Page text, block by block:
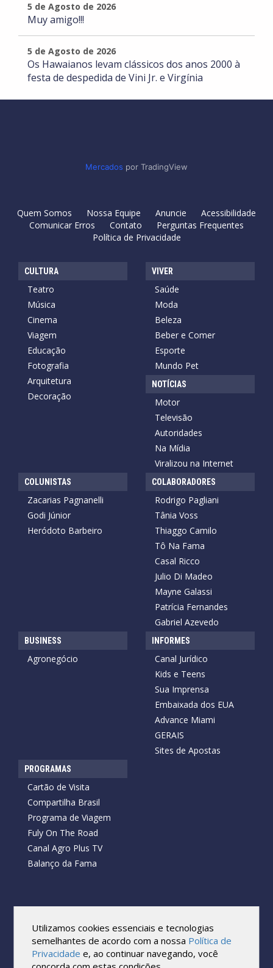
5 de Agosto de 2026
Muy amigo!!!
5 de Agosto de 2026
Os Hawaianos levam clássicos dos anos 2000 à
festa de despedida de Vini Jr. e Virgínia
Mercados por TradingView
Quem Somos Nossa Equipe Anuncie
Acessibilidade
Comunicar Erros
Contato
Perguntas Frequentes
Política de Privacidade
CULTURA
Teatro
Música
Cinema
Viagem
Educação
Fotografia
Arquitetura
Decoração
VIVER
Saúde
Moda
Beleza
Beber e Comer
Esporte
Mundo Pet
NOTÍCIAS
Motor
Televisão
Autoridades
Na Mídia
Viralizou na Internet
COLUNISTAS
Zacarias Pagnanelli
Godi Júnior
Heródoto Barbeiro
COLABORADORES
Rodrigo Pagliani
Tânia Voss
Thiaggo Camilo
Tô Na Fama
Casal Ricco
Julio Di Madeo
Mayne Galassi
Patrícia Fernandes
Gabriel Azevedo
BUSINESS
Agronegócio
INFORMES
Canal Jurídico
Kids e Teens
Sua Imprensa
Embaixada dos EUA
Advance Miami
GERAIS
Sites de Apostas
PROGRAMAS
Cartão de Visita
Compartilha Brasil
Programa de Viagem
Fuly On The Road
Canal Agro Plus TV
Balanço da Fama
Todos os direitos reservados.
Reprodução no todo ou em parte sob qualquer forma ou meio,
sem expressa autorização por escrito do Cartão de Visita, é
proibida.
Utilizamos cookies essenciais e tecnologias
semelhantes de acordo com a nossa Política de
Privacidade e, ao continuar navegando, você